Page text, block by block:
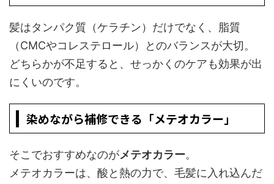
髪はタンパク質（ケラチン）だけでなく、脂質
（CMCやコレステロール）とのバランスが大切。
どちらかが不足すると、せっかくのケアも効果が出
にくいのです。
染めながら補修できる「メテオカラー」
そこでおすすめなのがメテオカラー。
メテオカラーは、酸と熱の力で、毛髪に入れ込んだ